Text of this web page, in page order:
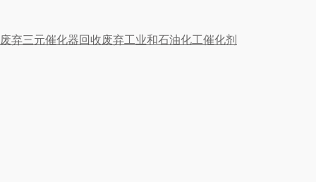
弃三元催化器回收废弃工业和石油化工催化剂